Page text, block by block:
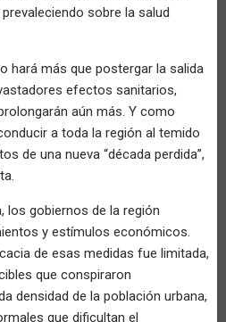
sobre la salud
hará más que postergar la salida
efectos sanitarios,
aún más. Y como
a toda la región al temido
de una nueva “década perdida”,
los gobiernos de la región
y estímulos económicos.
de esas medidas fue limitada,
que conspiraron
densidad de la población urbana,
que dificultan el